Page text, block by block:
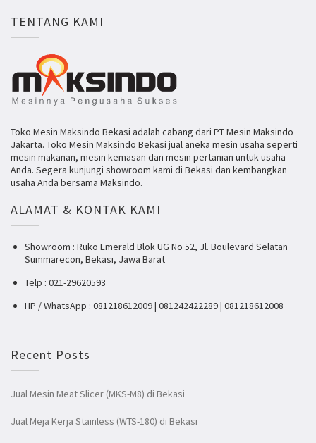
TENTANG KAMI
Toko Mesin Maksindo Bekasi adalah cabang dari PT Mesin Maksindo
Jakarta. Toko Mesin Maksindo Bekasi jual aneka mesin usaha seperti
mesin makanan, mesin kemasan dan mesin pertanian untuk usaha
Anda. Segera kunjungi showroom kami di Bekasi dan kembangkan
usaha Anda bersama Maksindo.
ALAMAT & KONTAK KAMI
Showroom : Ruko Emerald Blok UG No 52, Jl. Boulevard Selatan
Summarecon, Bekasi, Jawa Barat
Telp : 021-29620593
HP / WhatsApp : 081218612009 | 081242422289 | 081218612008
Recent Posts
Jual Mesin Meat Slicer (MKS-M8) di Bekasi
Jual Meja Kerja Stainless (WTS-180) di Bekasi